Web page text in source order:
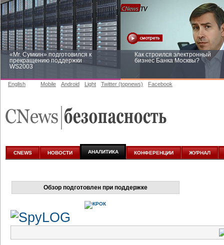
«Mr. Сумкин» подготовился к
прекращению поддержки
WS2003
Как строился электронный
бизнес Банка Москвы?
аналитике
English Mobile Android Light Twitter (topnews) Facebook
CNEWS НОВОСТИ АНАЛИТИКА КОНФЕРЕНЦИИ ЖУРНАЛ
Обзор подготовлен при поддержке